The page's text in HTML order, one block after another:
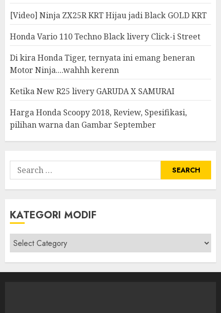
[Video] Ninja ZX25R KRT Hijau jadi Black GOLD KRT
Honda Vario 110 Techno Black livery Click-i Street
Di kira Honda Tiger, ternyata ini emang beneran
Motor Ninja....wahhh kerenn
Ketika New R25 livery GARUDA X SAMURAI
Harga Honda Scoopy 2018, Review, Spesifikasi,
pilihan warna dan Gambar September
Search
for:
KATEGORI MODIF
Kategori
modif